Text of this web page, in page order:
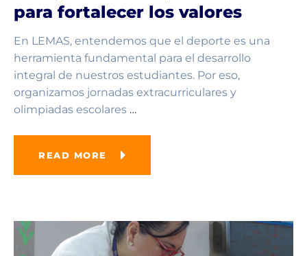
para fortalecer los valores
En LEMAS, entendemos que el deporte es una
herramienta fundamental para el desarrollo
integral de nuestros estudiantes. Por eso,
organizamos jornadas extracurriculares y
olimpiadas escolares …
READ MORE